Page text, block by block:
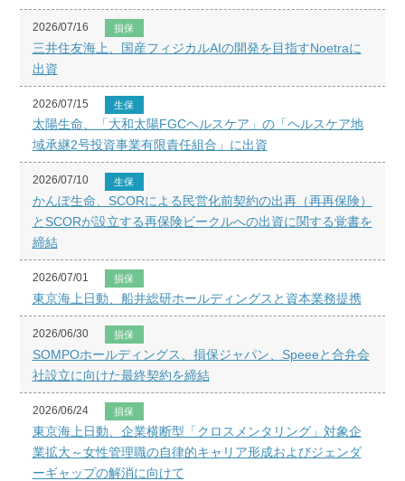
2026/07/16 損保
三井住友海上、国産フィジカルAIの開発を目指すNoetraに
出資
2026/07/15 生保
太陽生命、「大和太陽FGCヘルスケア」の「ヘルスケア地
域承継2号投資事業有限責任組合」に出資
2026/07/10 生保
かんぽ生命、SCORによる民営化前契約の出再（再再保険）
とSCORが設立する再保険ビークルへの出資に関する覚書を
締結
2026/07/01 損保
東京海上日動、船井総研ホールディングスと資本業務提携
2026/06/30 損保
SOMPOホールディングス、損保ジャパン、Speeeと合弁会
社設立に向けた最終契約を締結
2026/06/24 損保
東京海上日動、企業横断型「クロスメンタリング」対象企
業拡大～女性管理職の自律的キャリア形成およびジェンダ
ーギャップの解消に向けて